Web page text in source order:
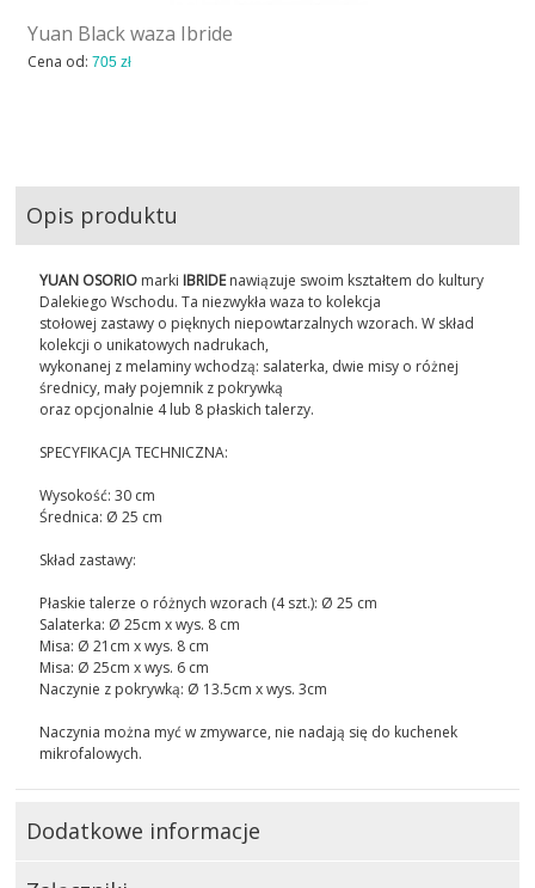
Yuan Black waza Ibride
Cena od:705 zł
Opis produktu
YUAN OSORIO marki IBRIDEnawiązuje swoim kształtem do kultury
Dalekiego Wschodu. Ta niezwykła waza to kolekcja
stołowej zastawy o pięknych niepowtarzalnych wzorach. W skład
kolekcji o unikatowych nadrukach,
wykonanej z melaminy wchodzą: salaterka, dwie misy o różnej
średnicy, mały pojemnik z pokrywką
oraz opcjonalnie 4 lub 8 płaskich talerzy.
SPECYFIKACJA TECHNICZNA:
Wysokość: 30 cm
Średnica: Ø 25 cm
Skład zastawy:
Płaskie talerze o różnych wzorach (4 szt.): Ø 25 cm
Salaterka: Ø 25cm x wys. 8 cm
Misa: Ø 21cm x wys. 8 cm
Misa: Ø 25cm x wys. 6 cm
Naczynie z pokrywką: Ø 13.5cm x wys. 3cm
Naczynia można myć w zmywarce, nie nadają się do kuchenek
mikrofalowych.
Dodatkowe informacje